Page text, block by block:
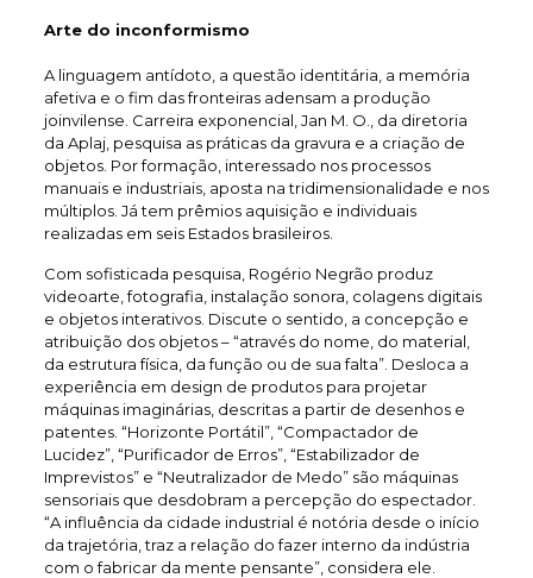
Arte do inconformismo
A linguagem antídoto, a questão identitária, a memória
afetiva e o fim das fronteiras adensam a produção
joinvilense. Carreira exponencial, Jan M. O., da diretoria
da Aplaj, pesquisa as práticas da gravura e a criação de
objetos. Por formação, interessado nos processos
manuais e industriais, aposta na tridimensionalidade e nos
múltiplos. Já tem prêmios aquisição e individuais
realizadas em seis Estados brasileiros.
Com sofisticada pesquisa, Rogério Negrão produz
videoarte, fotografia, instalação sonora, colagens digitais
e objetos interativos. Discute o sentido, a concepção e
atribuição dos objetos – “através do nome, do material,
da estrutura física, da função ou de sua falta”. Desloca a
experiência em design de produtos para projetar
máquinas imaginárias, descritas a partir de desenhos e
patentes. “Horizonte Portátil”, “Compactador de
Lucidez”, “Purificador de Erros”, “Estabilizador de
Imprevistos” e “Neutralizador de Medo” são máquinas
sensoriais que desdobram a percepção do espectador.
“A influência da cidade industrial é notória desde o início
da trajetória, traz a relação do fazer interno da indústria
com o fabricar da mente pensante”, considera ele.